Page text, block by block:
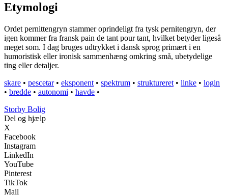
Etymologi
Ordet pernittengryn stammer oprindeligt fra tysk pernitengryn, der
igen kommer fra fransk pain de tant pour tant, hvilket betyder ligeså
meget som. I dag bruges udtrykket i dansk sprog primært i en
humoristisk eller ironisk sammenhæng omkring små, ubetydelige
ting eller detaljer.
skare • pescetar• eksponent • spektrum • struktureret • linke • login
• bredde • autonomi • havde •
Storby Bolig
Del og hjælp
X
Facebook
Instagram
LinkedIn
YouTube
Pinterest
TikTok
Mail